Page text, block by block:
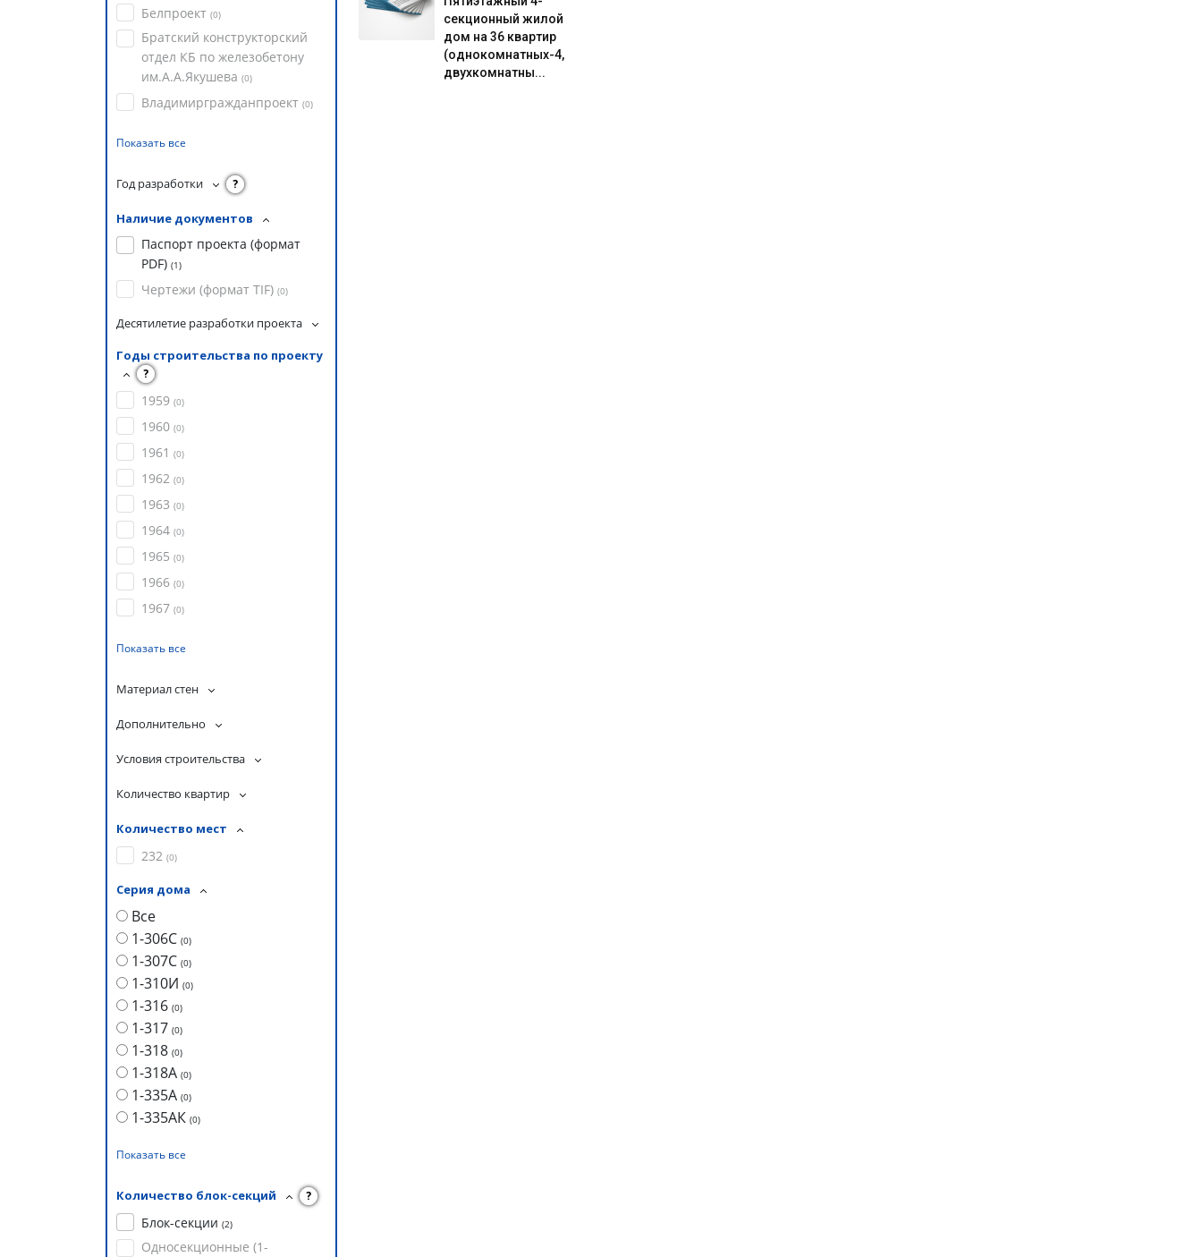
Белпроект (0)
Братский конструкторский
отдел КБ по железобетону
им.А.А.Якушева (0)
Владимиргражданпроект (0)
Показать все
Год разработки ?
Наличие документов
Паспорт проекта (формат
PDF) (1)
Чертежи (формат TIF) (0)
Десятилетие разработки проекта
Годы строительства по проекту
?
1959 (0)
1960 (0)
1961 (0)
1962 (0)
1963 (0)
1964 (0)
1965 (0)
1966 (0)
1967 (0)
Показать все
Материал стен
Дополнительно
Условия строительства
Количество квартир
Количество мест
232 (0)
Серия дома
Все
1-306С (0)
1-307С (0)
1-310И (0)
1-316 (0)
1-317 (0)
1-318 (0)
1-318А (0)
1-335А (0)
1-335АК (0)
Показать все
Количество блок-секций ?
Блок-секции (2)
Односекционные (1-
секционный жилой
дом на 36 квартир
(однокомнатных-4,
двухкомнатны...